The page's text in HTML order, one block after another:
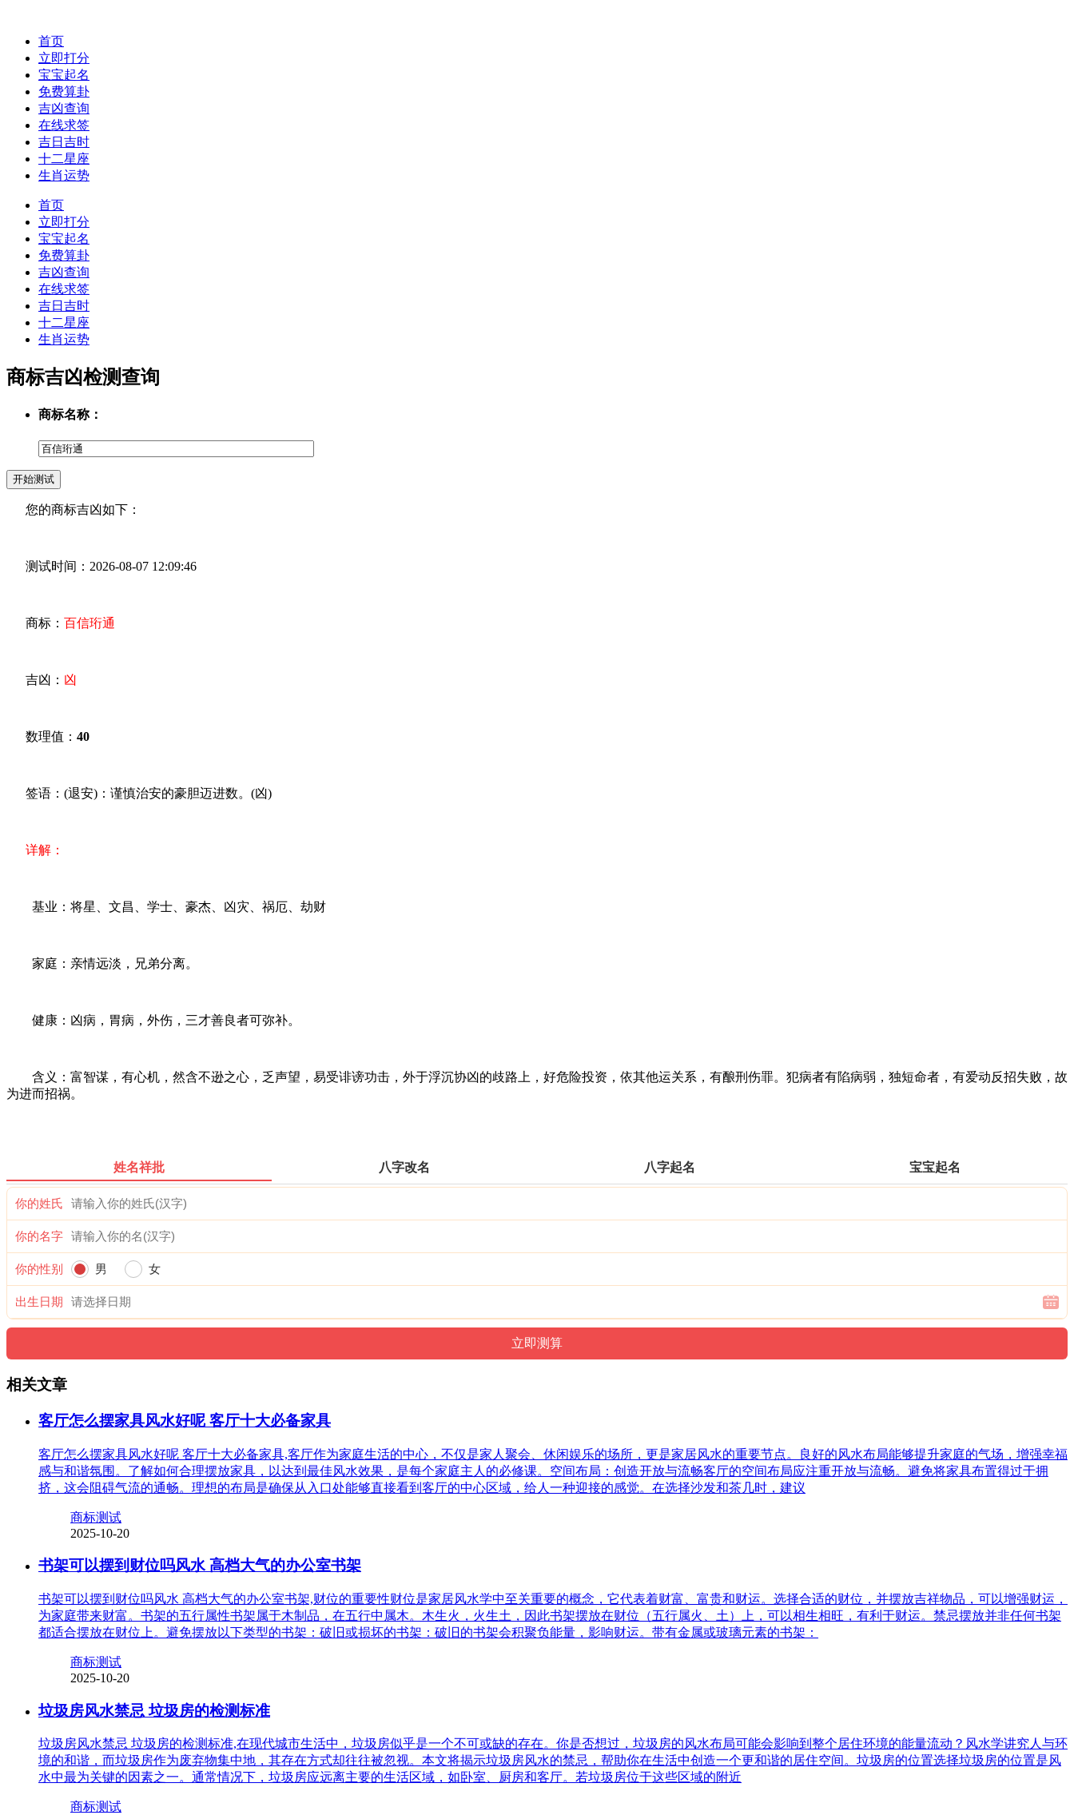
首页
立即打分
宝宝起名
免费算卦
吉凶查询
在线求签
吉日吉时
十二星座
生肖运势
首页
立即打分
宝宝起名
免费算卦
吉凶查询
在线求签
吉日吉时
十二星座
生肖运势
商标吉凶检测查询
商标名称：
您的商标吉凶如下：
测试时间：2026-08-07 12:09:46
商标： 百信珩通
吉凶： 凶
数理值： 40
签语：(退安)：谨慎治安的豪胆迈进数。(凶)
详解：
基业：将星、文昌、学士、豪杰、凶灾、祸厄、劫财
家庭：亲情远淡，兄弟分离。
健康：凶病，胃病，外伤，三才善良者可弥补。
含义：富智谋，有心机，然含不逊之心，乏声望，易受诽谤功击，外于浮沉协凶的歧路上，好危险投资，依其他运关系，有酿刑伤罪。犯病者有陷病弱，独短命者，有爱动反招失败，故
为进而招祸。
姓名祥批 八字改名 八字起名 宝宝起名
你的姓氏
你的名字
你的性别 男 女
出生日期
相关文章
客厅怎么摆家具风水好呢 客厅十大必备家具
客厅怎么摆家具风水好呢 客厅十大必备家具,客厅作为家庭生活的中心，不仅是家人聚会、休闲娱乐的场所，更是家居风水的重要节点。良好的风水布局能够提升家庭的气场，增强幸福
感与和谐氛围。了解如何合理摆放家具，以达到最佳风水效果，是每个家庭主人的必修课。空间布局：创造开放与流畅客厅的空间布局应注重开放与流畅。避免将家具布置得过于拥
挤，这会阻碍气流的通畅。理想的布局是确保从入口处能够直接看到客厅的中心区域，给人一种迎接的感觉。在选择沙发和茶几时，建议
商标测试
2025-10-20
书架可以摆到财位吗风水 高档大气的办公室书架
书架可以摆到财位吗风水 高档大气的办公室书架,财位的重要性财位是家居风水学中至关重要的概念，它代表着财富、富贵和财运。选择合适的财位，并摆放吉祥物品，可以增强财运，
为家庭带来财富。书架的五行属性书架属于木制品，在五行中属木。木生火，火生土，因此书架摆放在财位（五行属火、土）上，可以相生相旺，有利于财运。禁忌摆放并非任何书架
都适合摆放在财位上。避免摆放以下类型的书架：破旧或损坏的书架：破旧的书架会积聚负能量，影响财运。带有金属或玻璃元素的书架：
商标测试
2025-10-20
垃圾房风水禁忌 垃圾房的检测标准
垃圾房风水禁忌 垃圾房的检测标准,在现代城市生活中，垃圾房似乎是一个不可或缺的存在。你是否想过，垃圾房的风水布局可能会影响到整个居住环境的能量流动？风水学讲究人与环
境的和谐，而垃圾房作为废弃物集中地，其存在方式却往往被忽视。本文将揭示垃圾房风水的禁忌，帮助你在生活中创造一个更和谐的居住空间。垃圾房的位置选择垃圾房的位置是风
水中最为关键的因素之一。通常情况下，垃圾房应远离主要的生活区域，如卧室、厨房和客厅。若垃圾房位于这些区域的附近
商标测试